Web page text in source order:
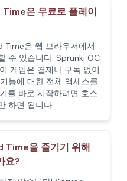
은 무료로 플레이
Time은 웹 브라우저에서
수 있습니다. Sprunki OC
게임은 결제나 구독 없이
능에 대한 전체 액세스를
를 바로 시작하려면 호스
하면 됩니다.
을 즐기기 위해
요?